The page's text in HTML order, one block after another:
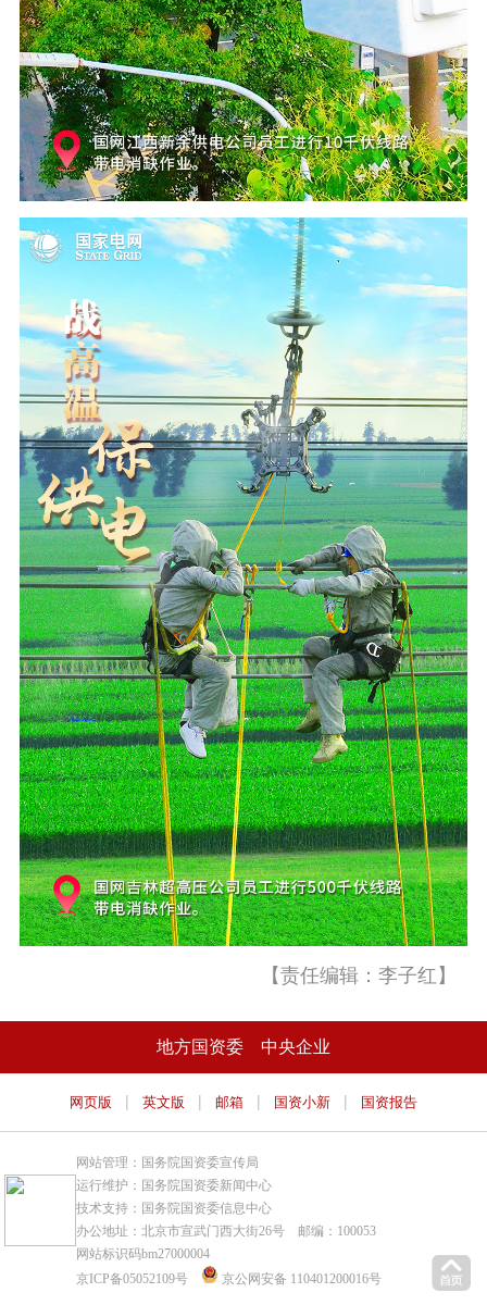
【责任编辑：李子红】
地方国资委 中央企业
网页版 | 英文版 | 邮箱 | 国资小新 | 国资报告
网站管理：国务院国资委宣传局
运行维护：国务院国资委新闻中心
技术支持：国务院国资委信息中心
办公地址：北京市宣武门西大街26号 邮编：100053
网站标识码bm27000004
京ICP备05052109号
京公网安备 110401200016号